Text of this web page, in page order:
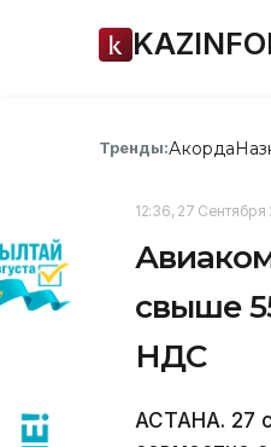
Тренды:Акорда
12:36, 27 Сентября
свыше
НДС
АСТАНА. 27